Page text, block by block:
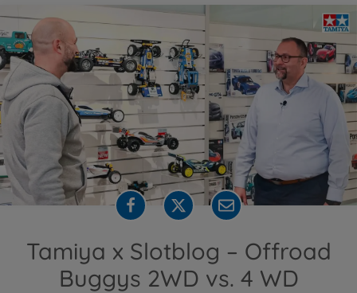
Tamiya x Slotblog – Offroad
Buggys 2WD vs. 4 WD